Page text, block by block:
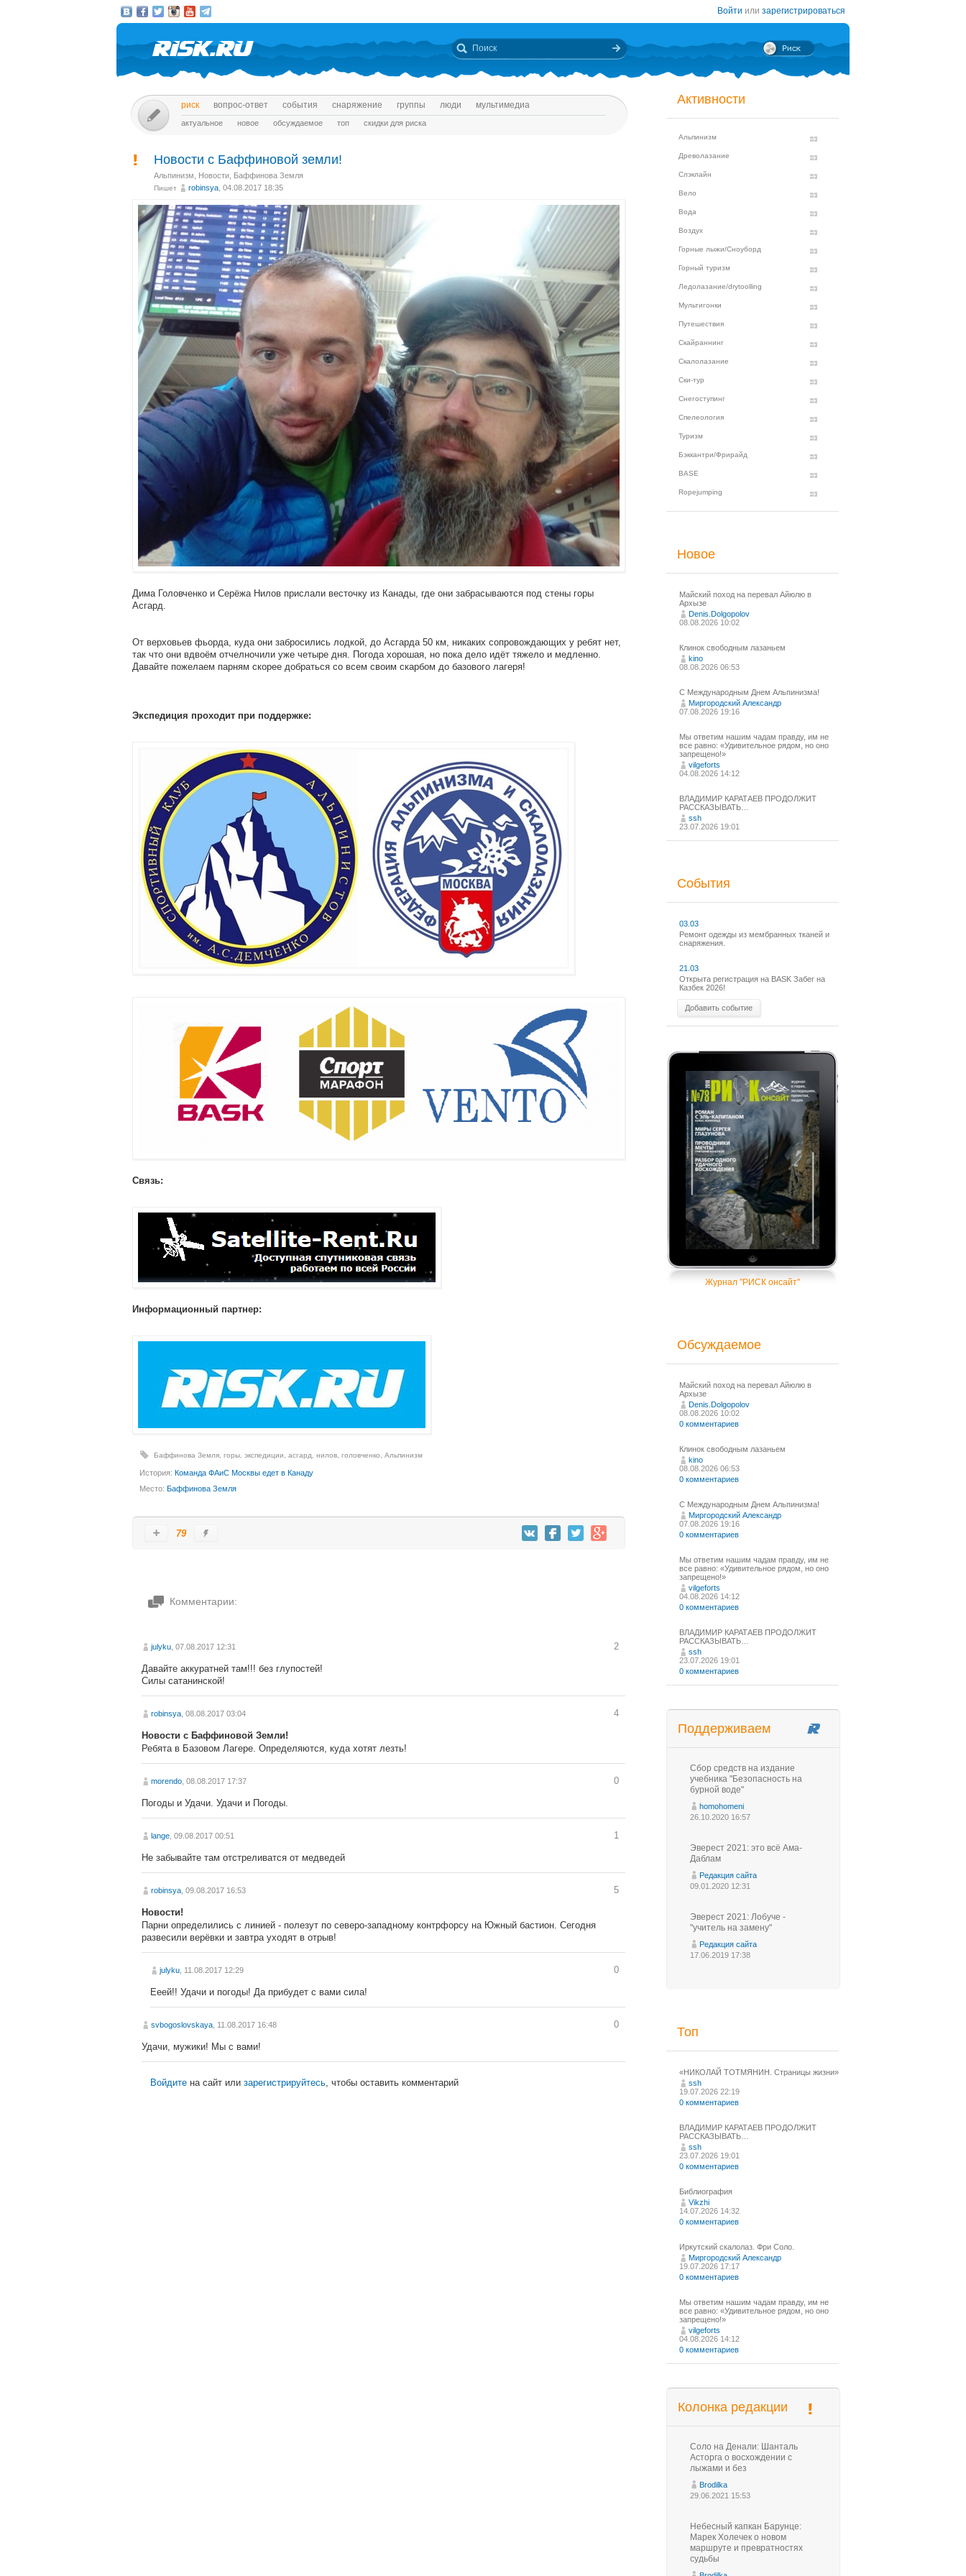
Войти или зарегистрироваться
риск вопрос-ответ события снаряжение группы люди мультимедиа
актуальное новое обсуждаемое топ скидки для риска
Новости с Баффиновой земли!
Альпинизм Новости Баффинова Земля
Пишет robinsya , 04.08.2017 18:35
Дима Головченко и Серёжа Нилов прислали весточку из Канады, где они забрасываются под стены горы
Асгард.
От верховьев фьорда, куда они забросились лодкой, до Асгарда 50 км, никаких сопровождающих у ребят нет,
так что они вдвоём отчелночили уже четыре дня. Погода хорошая, но пока дело идёт тяжело и медленно.
Давайте пожелаем парням скорее добраться со всем своим скарбом до базового лагеря!
Экспедиция проходит при поддержке:
Связь:
Информационный партнер:
Баффинова Земля горы экспедиции асгард нилов головченко Альпинизм
История: Команда ФАиС Москвы едет в Канаду
Место: Баффинова Земля
79
Комментарии:
julyku , 07.08.2017 12:31 2
Давайте аккуратней там!!! без глупостей!
Силы сатанинской!
robinsya , 08.08.2017 03:04 4
Новости с Баффиновой Земли!
Ребята в Базовом Лагере. Определяются, куда хотят лезть!
morendo , 08.08.2017 17:37 0
Погоды и Удачи. Удачи и Погоды.
lange , 09.08.2017 00:51 1
Не забывайте там отстреливатся от медведей
robinsya , 09.08.2017 16:53 5
Новости!
Парни определились с линией - полезут по северо-западному контрфорсу на Южный бастион. Сегодня
развесили верёвки и завтра уходят в отрыв!
julyku , 11.08.2017 12:29 0
Ееей!! Удачи и погоды! Да прибудет с вами сила!
svbogoslovskaya , 11.08.2017 16:48 0
Удачи, мужики! Мы с вами!
Войдите на сайт или зарегистрируйтесь, чтобы оставить комментарий
Активности
Альпинизм
Древолазание
Слэклайн
Вело
Вода
Воздух
Горные лыжи/Сноуборд
Горный туризм
Ледолазание/drytoolling
Мультигонки
Путешествия
Скайраннинг
Скалолазание
Ски-тур
Снегоступинг
Спелеология
Туризм
Бэккантри/Фрирайд
BASE
Ropejumping
Новое
Майский поход на перевал Айюлю в
Архызе
Denis.Dolgopolov
08.08.2026 10:02
Клинок свободным лазаньем
kino
08.08.2026 06:53
С Международным Днем Альпинизма!⁠
Миргородский Александр
07.08.2026 19:16
Мы ответим нашим чадам правду, им не
все равно: «Удивительное рядом, но оно
запрещено!»
vilgeforts
04.08.2026 14:12
ВЛАДИМИР КАРАТАЕВ ПРОДОЛЖИТ
РАССКАЗЫВАТЬ…
ssh
23.07.2026 19:01
События
03.03
Ремонт одежды из мембранных тканей и
снаряжения.
21.03
Открыта регистрация на BASK Забег на
Казбек 2026!
Добавить событие
Журнал "РИСК онсайт"
Обсуждаемое
Майский поход на перевал Айюлю в
Архызе
Denis.Dolgopolov
08.08.2026 10:02
0 комментариев
Клинок свободным лазаньем
kino
08.08.2026 06:53
0 комментариев
С Международным Днем Альпинизма!⁠
Миргородский Александр
07.08.2026 19:16
0 комментариев
Мы ответим нашим чадам правду, им не
все равно: «Удивительное рядом, но оно
запрещено!»
vilgeforts
04.08.2026 14:12
0 комментариев
ВЛАДИМИР КАРАТАЕВ ПРОДОЛЖИТ
РАССКАЗЫВАТЬ…
ssh
23.07.2026 19:01
0 комментариев
Поддерживаем
Сбор средств на издание
учебника "Безопасность на
бурной воде"
homohomeni
26.10.2020 16:57
Эверест 2021: это всё Ама-
Даблам
Редакция сайта
09.01.2020 12:31
Эверест 2021: Лобуче -
"учитель на замену"
Редакция сайта
17.06.2019 17:38
Топ
«НИКОЛАЙ ТОТМЯНИН. Страницы жизни»
ssh
19.07.2026 22:19
0 комментариев
ВЛАДИМИР КАРАТАЕВ ПРОДОЛЖИТ
РАССКАЗЫВАТЬ…
ssh
23.07.2026 19:01
0 комментариев
Библиография
Vikzhi
14.07.2026 14:32
0 комментариев
Иркутский скалолаз. Фри Соло.
Миргородский Александр
19.07.2026 17:17
0 комментариев
Мы ответим нашим чадам правду, им не
все равно: «Удивительное рядом, но оно
запрещено!»
vilgeforts
04.08.2026 14:12
0 комментариев
Колонка редакции
Соло на Денали: Шанталь
Асторга о восхождении с
лыжами и без
Brodilka
29.06.2021 15:53
Небесный капкан Барунце:
Марек Холечек о новом
маршруте и превратностях
судьбы